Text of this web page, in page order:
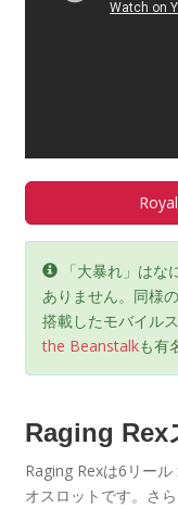
「大暴れ」はな
ありません。同様
搭載したモバイル
the Beanstalkも有
Raging Rex
Raging Rexは6リー
オスロットです。さ